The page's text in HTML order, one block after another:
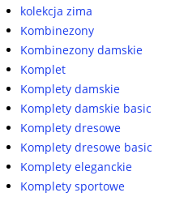
kolekcja zima
Kombinezony
Kombinezony damskie
Komplet
Komplety damskie
Komplety damskie basic
Komplety dresowe
Komplety dresowe basic
Komplety eleganckie
Komplety sportowe